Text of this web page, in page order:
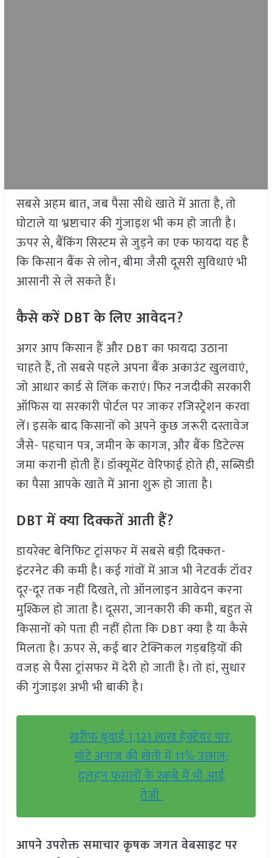
सबसे अहम बात, जब पैसा सीधे खाते में आता है, तो
घोटाले या भ्रष्टाचार की गुंजाइश भी कम हो जाती है।
ऊपर से, बैंकिंग सिस्टम से जुड़ने का एक फायदा यह है
कि किसान बैंक से लोन, बीमा जैसी दूसरी सुविधाएं भी
आसानी से ले सकते हैं।
कैसे करें DBT के लिए आवेदन?
अगर आप किसान हैं और DBT का फायदा उठाना
चाहते हैं, तो सबसे पहले अपना बैंक अकाउंट खुलवाएं,
जो आधार कार्ड से लिंक कराएं। फिर नजदीकी सरकारी
ऑफिस या सरकारी पोर्टल पर जाकर रजिस्ट्रेशन करवा
लें। इसके बाद किसानों को अपने कुछ जरूरी दस्तावेज
जैसे- पहचान पत्र, जमीन के कागज, और बैंक डिटेल्स
जमा करानी होती हैं। डॉक्यूमेंट वेरिफाई होते ही, सब्सिडी
का पैसा आपके खाते में आना शुरू हो जाता है।
DBT में क्या दिक्कतें आती हैं?
डायरेक्ट बेनिफिट ट्रांसफर में सबसे बड़ी दिक्कत-
इंटरनेट की कमी है। कई गांवों में आज भी नेटवर्क टॉवर
दूर-दूर तक नहीं दिखते, तो ऑनलाइन आवेदन करना
मुश्किल हो जाता है। दूसरा, जानकारी की कमी, बहुत से
किसानों को पता ही नहीं होता कि DBT क्या है या कैसे
मिलता है। ऊपर से, कई बार टेक्निकल गड़बड़ियों की
वजह से पैसा ट्रांसफर में देरी हो जाती है। तो हां, सुधार
की गुंजाइश अभी भी बाकी है।
खरीफ बुवाई 1,121 लाख हेक्टेयर पार,
मोटे अनाज की खेती में 11% उछाल;
दलहन फसलों के रकबे में भी आई
तेजी
आपने उपरोक्त समाचार कृषक जगत वेबसाइट पर